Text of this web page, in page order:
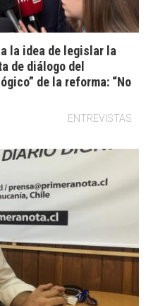
la idea de legislar la
de diálogo del
de la reforma: “No
ENTREVISTAS